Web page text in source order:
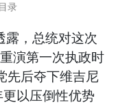
录
露，总统对这次
演第一次执政时
后夺下维吉尼
以压倒性优势